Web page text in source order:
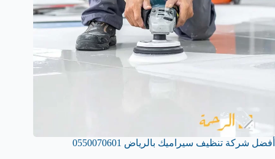
أفضل شركة تنظيف سيراميك بالرياض 0550070601